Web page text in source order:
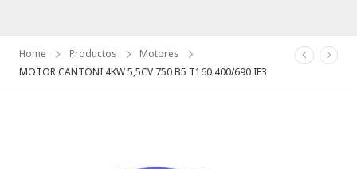
Home Productos
Motores
MOTOR CANTONI 4KW 5,5CV 750 B5 T160 400/690 IE3